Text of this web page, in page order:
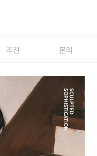
추천 문의